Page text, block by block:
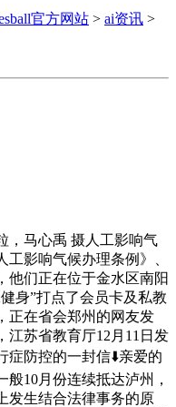
官方网站 > ai资讯 >
马心禹 摄人工影响气
影响气候办理条例》、
他们正在位于金水区南阳
身”打点了会员卡及私教
正在省会郑州的网友发
江苏省教育厅12月11日发
症防控的一封信⬇️亲爱的
10月份连续抵达泸州，
发生结合法律事务的原